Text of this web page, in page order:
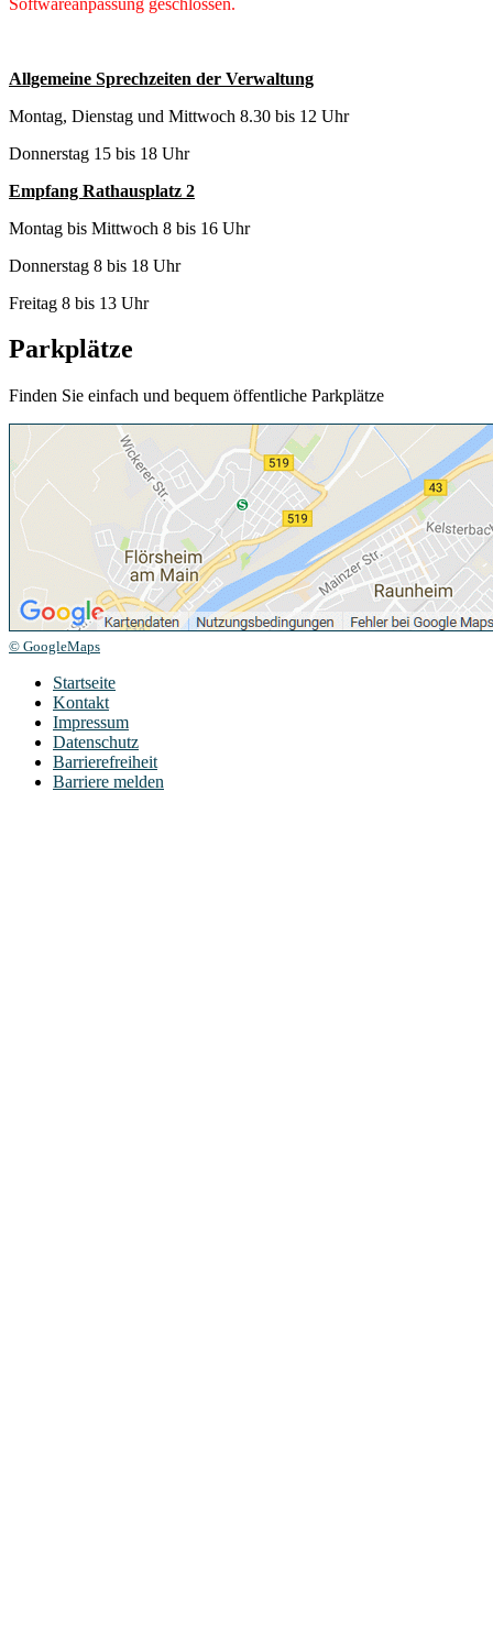
Allgemeine Sprechzeiten der Verwaltung
Montag, Dienstag und Mittwoch 8.30 bis 12 Uhr
Donnerstag 15 bis 18 Uhr
Empfang Rathausplatz 2
Montag bis Mittwoch 8 bis 16 Uhr
Donnerstag 8 bis 18 Uhr
Freitag 8 bis 13 Uhr
Parkplätze
Finden Sie einfach und bequem öffentliche Parkplätze
© GoogleMaps
Startseite
Kontakt
Impressum
Datenschutz
Barrierefreiheit
Barriere melden